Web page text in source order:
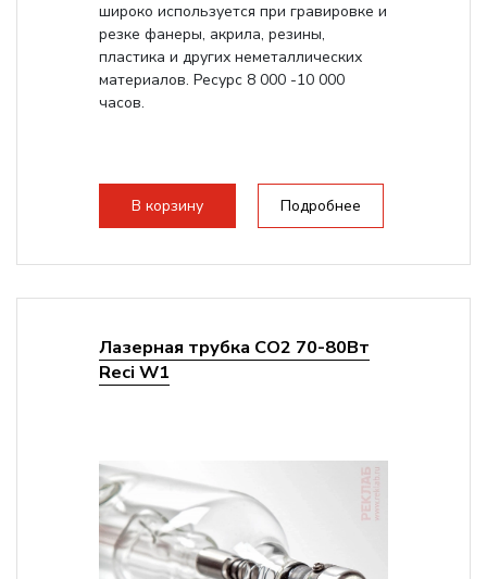
широко используется при гравировке и
резке фанеры, акрила, резины,
пластика и других неметаллических
материалов. Ресурс 8 000 -10 000
часов.
В корзину Подробнее
Лазерная трубка CO2 70-80Вт
Reci W1